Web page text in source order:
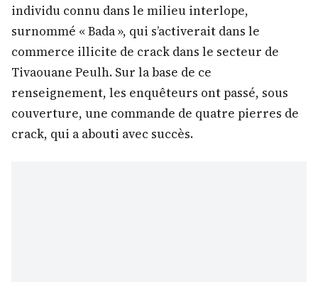
individu connu dans le milieu interlope,
surnommé « Bada », qui s’activerait dans le
commerce illicite de crack dans le secteur de
Tivaouane Peulh. Sur la base de ce
renseignement, les enquêteurs ont passé, sous
couverture, une commande de quatre pierres de
crack, qui a abouti avec succès.